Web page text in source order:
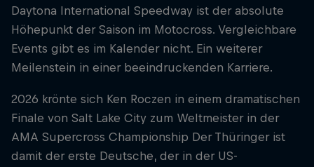
Daytona International Speedway ist der absolute
Höhepunkt der Saison im Motocross. Vergleichbare
Events gibt es im Kalender nicht. Ein weiterer
Meilenstein in einer beeindruckenden Karriere.
2026 krönte sich Ken Roczen in einem dramatischen
Finale von Salt Lake City zum Weltmeister in der
AMA Supercross Championship Der Thüringer ist
damit der erste Deutsche, der in der US-